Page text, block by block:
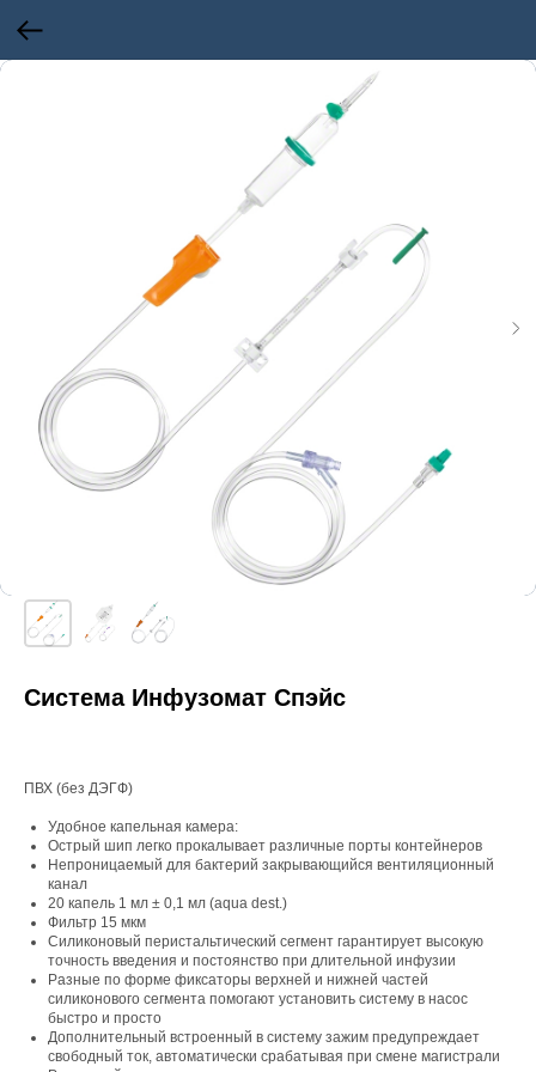
Система Инфузомат Спэйс
ПВХ (без ДЭГФ)
Удобное капельная камера:
Острый шип легко прокалывает различные порты контейнеров
Непроницаемый для бактерий закрывающийся вентиляционный
канал
20 капель 1 мл ± 0,1 мл (aqua dest.)
Фильтр 15 мкм
Силиконовый перистальтический сегмент гарантирует высокую
точность введения и постоянство при длительной инфузии
Разные по форме фиксаторы верхней и нижней частей
силиконового сегмента помогают установить систему в насос
быстро и просто
Дополнительный встроенный в систему зажим предупреждает
свободный ток, автоматически срабатывая при смене магистрали